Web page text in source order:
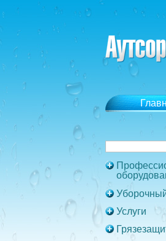
Услуги